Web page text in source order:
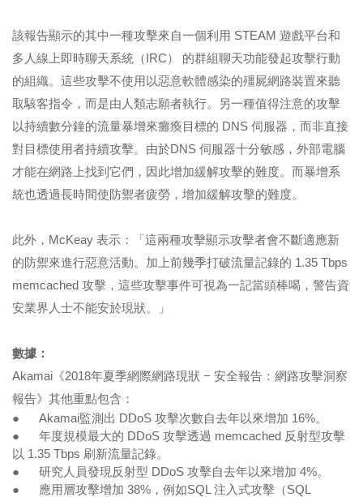
該報告顯示的其中一種攻擊來自一個利用 STEAM 遊戲平台和
多人線上即時聊天系統（IRC） 的群組聊天功能發起攻擊行動
的組織。這些攻擊不使用以惡意軟體感染的殭屍網路裝置來聽
取駭客指令，而是由人類志願者執行。另一種值得注意的攻擊
以持續數分鐘的流量暴增來癱瘓目標的 DNS 伺服器，而非直接
對目標使用者持續攻擊。由於DNS 伺服器十分敏感，外部電腦
才能在網路上找到它們，因此增加緩解攻擊的難度。而暴增系
統也透過長時間使防禦者疲勞，增加緩解攻擊的難度。
此外，McKeay 表示：「這兩種攻擊顯示攻擊者會不斷適應新
的防禦來進行惡意活動。加上前幾季打破流量記錄的 1.35 Tbps
memcached 攻擊，這些攻擊事件可視為一記當頭棒喝，警告資
安業界人士不能安於現狀。」
數據：
Akamai《2018年夏季網際網路現狀 − 安全報告：網路攻擊洞察
報告》其他重點包含：
● Akamai監測出 DDoS 攻擊次數自去年以來增加 16%。
● 年度規模最大的 DDoS 攻擊透過 memcached 反射型攻擊
以 1.35 Tbps 刷新流量記錄。
● 研究人員發現反射型 DDoS 攻擊自去年以來增加 4%。
● 應用層攻擊增加 38%，例如SQL 注入式攻擊（SQL